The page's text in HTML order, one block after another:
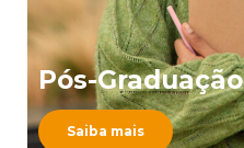
Pós-Graduação
Saiba mais